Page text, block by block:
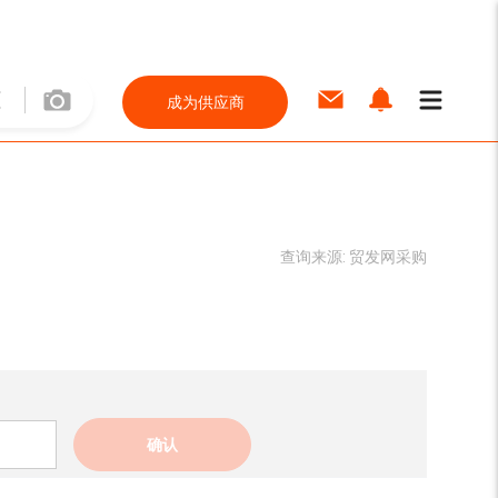
成为供应商
查询来源: 贸发网采购
确认